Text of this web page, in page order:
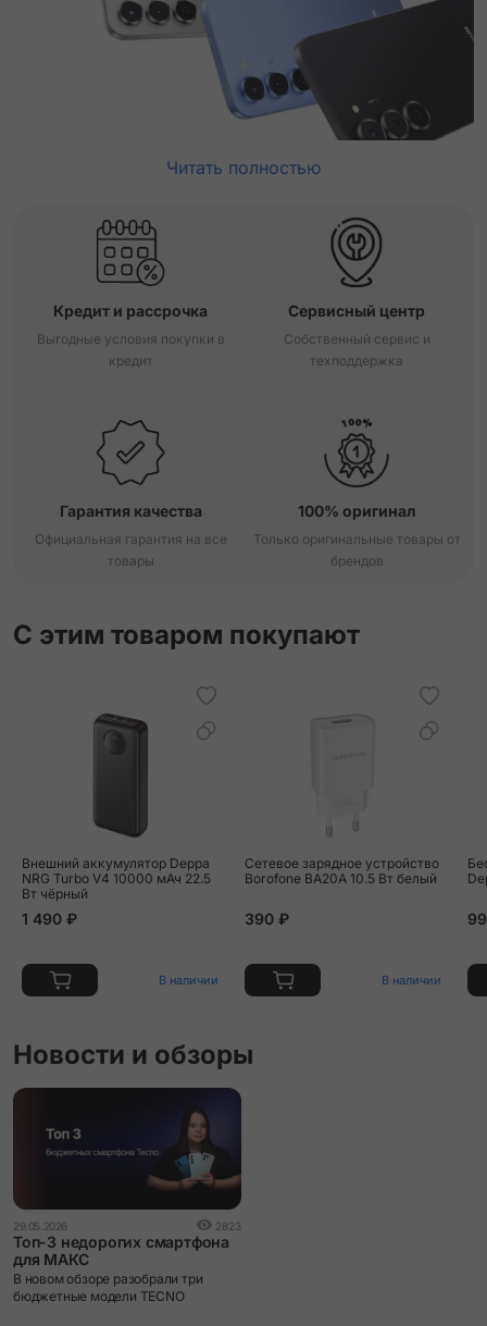
Читать полностью
Кредит и рассрочка
Выгодные условия покупки в
кредит
Сервисный центр
Собственный сервис и
техподдержка
Гарантия качества
Официальная гарантия на все
товары
100% оригинал
Только оригинальные товары от
брендов
С этим товаром покупают
Внешний аккумулятор Deppa
NRG Turbo V4 10000 мАч 22.5
Вт чёрный
1 490 ₽
В наличии
Сетевое зарядное устройство
Borofone BA20A 10.5 Вт белый
390 ₽
В наличии
Новости и обзоры
29.05.2026 2823
Топ-3 недорогих смартфона
для МАКС
В новом обзоре разобрали три
бюджетные модели TECNO